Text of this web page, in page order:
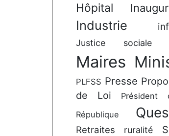
Hôpital
Industrie
Justice sociale
Maires
PLFSS Presse
de Loi
Président
République
Retraites ruralité